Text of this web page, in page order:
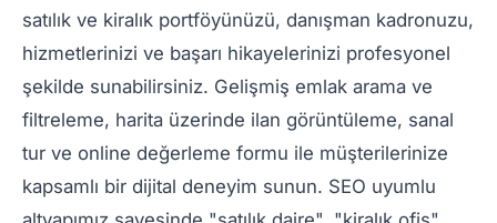
satılık ve kiralık portföyünüzü, danışman kadronuzu,
hizmetlerinizi ve başarı hikayelerinizi profesyonel
şekilde sunabilirsiniz. Gelişmiş emlak arama ve
filtreleme, harita üzerinde ilan görüntüleme, sanal
tur ve online değerleme formu ile müşterilerinize
kapsamlı bir dijital deneyim sunun. SEO uyumlu